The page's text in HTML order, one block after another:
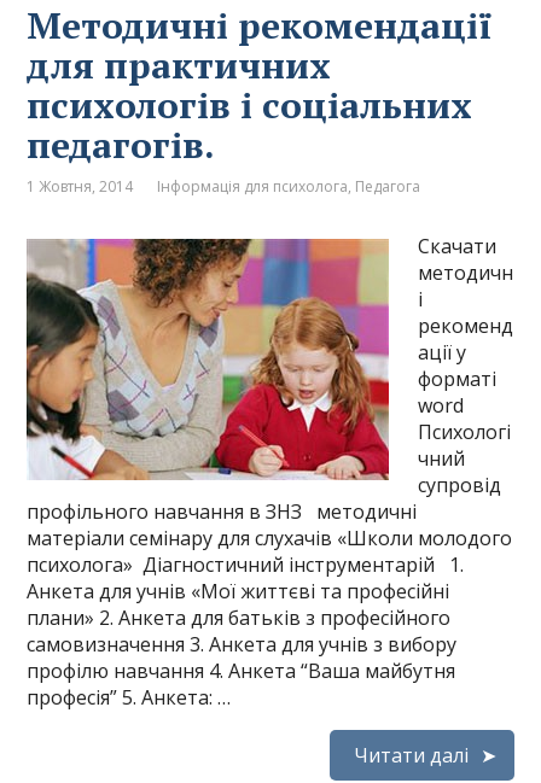
Методичні рекомендації
для практичних
психологів і соціальних
педагогів.
1 Жовтня, 2014 Інформація для психолога, Педагога
Скачати
методичн
і
рекоменд
ації у
форматі
word
Психологі
чний
супровід
профільного навчання в ЗНЗ методичні
матеріали семінару для слухачів «Школи молодого
психолога» Діагностичний інструментарій 1.
Анкета для учнів «Мої життєві та професійні
плани» 2. Анкета для батьків з професійного
самовизначення 3. Анкета для учнів з вибору
профілю навчання 4. Анкета “Ваша майбутня
професія” 5. Анкета: …
Читати далі